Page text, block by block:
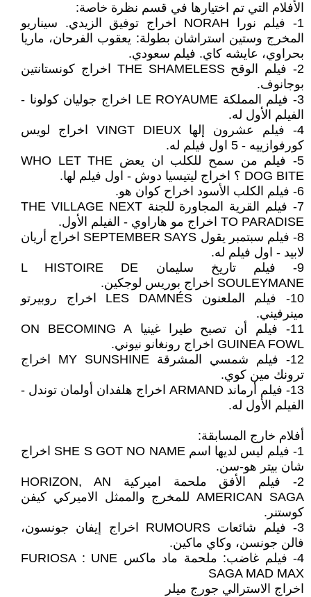
الأفلام التي تم اختيارها في قسم نظرة خاصة:
1- فيلم نورا NORAH اخراج توفيق الزيدي. سيناريو
المخرج وستين استراشان بطولة: يعقوب الفرحان، ماريا
بحراوي، عايشه كاي. فيلم سعودي.
2- فيلم الوقح THE SHAMELESS اخراج كونستانتين
بوجانوف.
3- فيلم المملكة LE ROYAUME اخراج جوليان كولونا -
الفيلم الأول له.
4- فيلم عشرون إلها VINGT DIEUX اخراج لويس
كورفوازييه - 5 اول فيلم له.
5- فيلم من سمح للكلب ان يعض WHO LET THE
DOG BITE ؟ اخراج ليتيسيا دوش - اول فيلم لها.
6- فيلم الكلب الأسود اخراح كوان هو.
7- فيلم القرية المجاورة للجنة THE VILLAGE NEXT
TO PARADISE اخراج مو هاراوي - الفيلم الأول.
8- فيلم سبتمبر يقول SEPTEMBER SAYS اخراج أريان
لابيد - اول فيلم له.
9- فيلم تاريخ سليمان L HISTOIRE DE
SOULEYMANE اخراج بوريس لوجكين.
10- فيلم الملعنون LES DAMNÉS اخراج روبيرتو
مينرفيني.
11- فيلم أن تصبح طيرا غينيا ON BECOMING A
GUINEA FOWL اخراج رونغانو نيوني.
12- فيلم شمسي المشرقة MY SUNSHINE اخراج
ترونك مين كوي.
13- فيلم أرماند ARMAND اخراج هلفدان أولمان توندل -
الفيلم الأول له.
أفلام خارج المسابقة:
1- فيلم ليس لديها اسم SHE S GOT NO NAME اخراج
شان بيتر هو-سن.
2- فيلم الأفق ملحمة اميركية HORIZON, AN
AMERICAN SAGA للمخرج والممثل الاميركي كيفن
كوستنر.
3- فيلم شائعات RUMOURS اخراج إيفان جونسون،
فالن جونسن، وكاي ماكين.
4- فيلم غاضب: ملحمة ماد ماكس FURIOSA : UNE
SAGA MAD MAX
اخراج الاسترالي جورج ميلر